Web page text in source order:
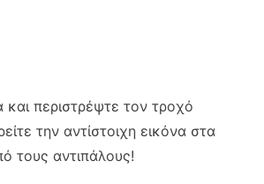
και περιστρέψτε τον τροχό
την αντίστοιχη εικόνα στα
τους αντιπάλους!